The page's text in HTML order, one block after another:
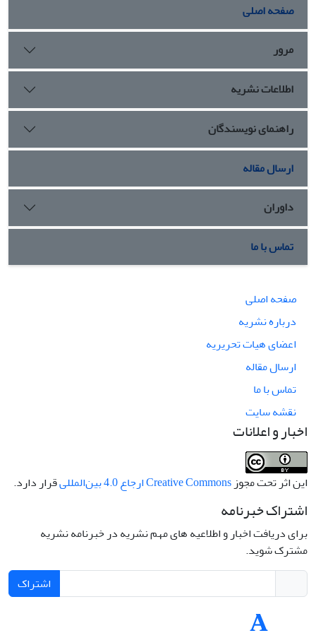
احترام و تکریم طرف مقابل، مدارا و نرم‌خویی با طرف مقابل به
دست می‌آید که با تکیه بر فرهنگ رضوی در صورت رعایت شرایط
صفحه اصلی
مرور
اطلاعات نشریه
راهنمای نویسندگان
ارسال مقاله
داوران
تماس با ما
صفحه اصلی
درباره نشریه
اعضای هیات تحریریه
ارسال مقاله
تماس با ما
نقشه سایت
اخبار و اعلانات
این اثر تحت مجوزCreative Commons ارجاع 4.0 بین‌المللی قرار دارد.
اشتراک خبرنامه
برای دریافت اخبار و اطلاعیه های مهم نشریه در خبرنامه نشریه
مشترک شوید.
اشتراک